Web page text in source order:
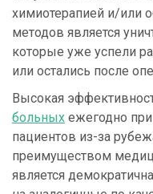
химиотерапией и/или
методов является
которые уже успели
или остались после
Высокая
больных ежегодно
пациентов из-за
преимуществом
является